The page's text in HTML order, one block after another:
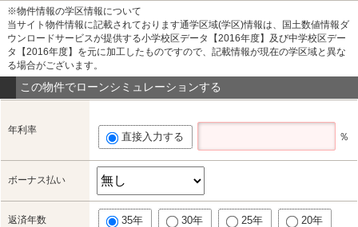
※物件情報の学区情報について
当サイト物件情報に記載されております通学区域(学区)情報は、国土数値情報ダ
ウンロードサービスが提供する小学校区データ【2016年度】及び中学校区デー
タ【2016年度】を元に加工したものですので、記載情報が現在の学区域と異な
る場合がございます。
この物件でローンシミュレーションする
年利率
直接入力する ％
ボーナス払い
返済年数 35年 30年 25年 20年